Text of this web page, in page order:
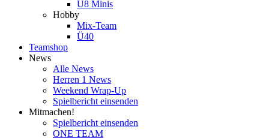
U8 Minis
Hobby
Mix-Team
Ü40
Teamshop
News
Alle News
Herren 1 News
Weekend Wrap-Up
Spielbericht einsenden
Mitmachen!
Spielbericht einsenden
ONE TEAM